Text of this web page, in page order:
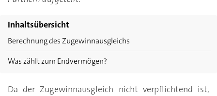
Inhaltsübersicht
Berechnung des Zugewinnausgleichs
Was zählt zum Endvermögen?
Da der Zugewinnausgleich nicht verpflichtend ist,